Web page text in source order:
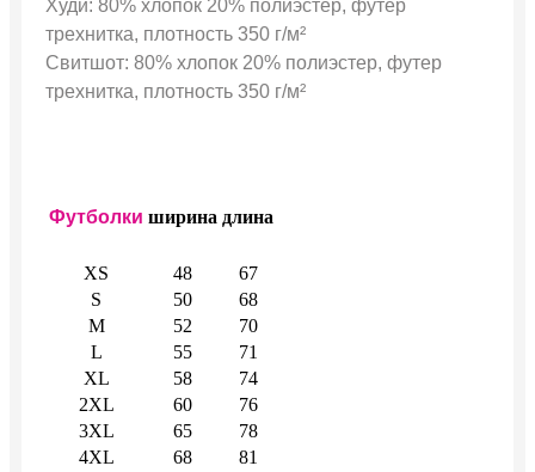
Худи: 80% хлопок 20% полиэстер, футер
трехнитка, плотность 350 г/м²
Свитшот: 80% хлопок 20% полиэстер, футер
трехнитка, плотность 350 г/м²
Футболки ширина длина
XS 48
67
S
50
68
M
52
70
L
55
71
XL
58
74
2XL
60
76
3XL
65
78
4XL
68
81